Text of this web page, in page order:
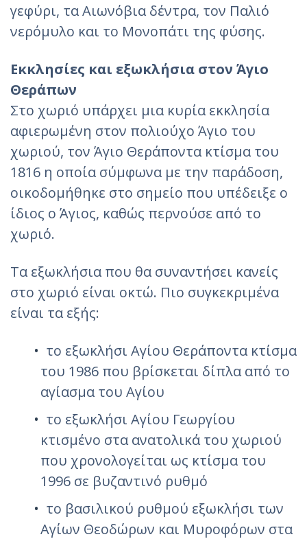
γεφύρι, τα Αιωνόβια δέντρα, τον Παλιό
νερόμυλο και το Μονοπάτι της φύσης.
Εκκλησίες και εξωκλήσια στον Άγιο
Θεράπων
Στο χωριό υπάρχει μια κυρία εκκλησία
αφιερωμένη στον πολιούχο Άγιο του
χωριού, τον Άγιο Θεράποντα κτίσμα του
1816 η οποία σύμφωνα με την παράδοση,
οικοδομήθηκε στο σημείο που υπέδειξε ο
ίδιος ο Άγιος, καθώς περνούσε από το
χωριό.
Τα εξωκλήσια που θα συναντήσει κανείς
στο χωριό είναι οκτώ. Πιο συγκεκριμένα
είναι τα εξής:
το εξωκλήσι Αγίου Θεράποντα κτίσμα
του 1986 που βρίσκεται δίπλα από το
αγίασμα του Αγίου
το εξωκλήσι Αγίου Γεωργίου
κτισμένο στα ανατολικά του χωριού
που χρονολογείται ως κτίσμα του
1996 σε βυζαντινό ρυθμό
το βασιλικού ρυθμού εξωκλήσι των
Αγίων Θεοδώρων και Μυροφόρων στα